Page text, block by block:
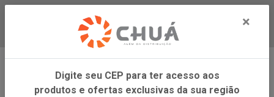
Baixe já nosso APP
0
×
Digite seu CEP para ter acesso aos
produtos e ofertas exclusivas da sua região